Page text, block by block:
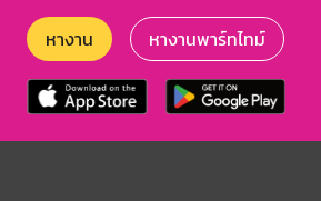
หางาน หางานพาร์ทไทม์